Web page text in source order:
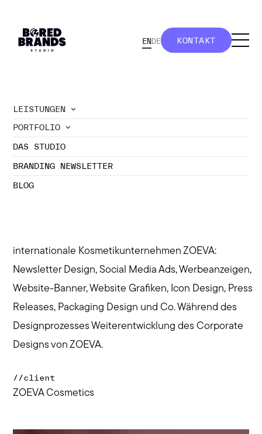
EN DE
KONTAKT
LEISTUNGEN
PORTFOLIO
DAS STUDIO
BRANDING NEWSLETTER
BLOG
Verpackungsdesign
DESIGN VON ONLINE-
MEDIEN SOWIE
internationale Kosmetikunternehmen ZOEVA:
Newsletter Design, Social Media Ads, Werbeanzeigen,
Website-Banner, Website Grafiken, Icon Design, Press
Releases, Packaging Design und Co. Während des
Designprozesses Weiterentwicklung des Corporate
Designs von ZOEVA.
//client
ZOEVA Cosmetics